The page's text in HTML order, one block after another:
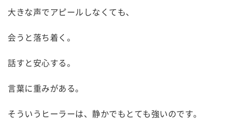
大きな声でアピールしなくても、
会うと落ち着く。
話すと安心する。
言葉に重みがある。
そういうヒーラーは、静かでもとても強いのです。